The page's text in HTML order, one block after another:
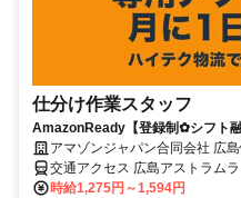
仕分け作業スタッフ
AmazonReady【登録制✿シフト
レア求人！自分のペースでシフト
由！
アマゾンジャパン合同会社 広
交通アクセス 広島アストラム
「 こころ第三産業用地」下車
時給1,275円～1,594円